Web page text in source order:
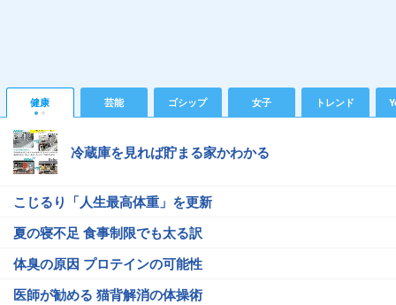
健康 芸能 ゴシップ 女子 トレンド
冷蔵庫を見れば貯まる家かわかる
こじるり「人生最高体重」を更新
夏の寝不足 食事制限でも太る訳
体臭の原因 プロテインの可能性
医師が勧める 猫背解消の体操術